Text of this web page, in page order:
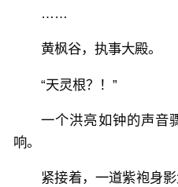
……
黄枫谷，执事大殿。
“天灵根？！”
一个洪亮如钟的声音
响。
紧接着，一道紫袍身